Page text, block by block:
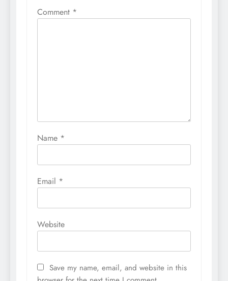
Comment *
Name *
Email *
Website
Save my name, email, and website in this